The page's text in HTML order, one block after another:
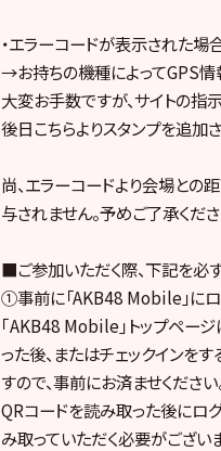
・エラーコードが表示された場
→お持ちの機種によってGPS情
大変お手数ですが、サイトの指
後日こちらよりスタンプを追加
尚、エラーコードより会場との
与されません。予めご了承くださ
■ご参加いただく際、下記を必
①事前に「AKB48 Mobile」にロ
｢AKB48 Mobile｣トップページ
った後、またはチェックインを
すので、事前にお済ませください
QRコードを読み取った後にロ
み取っていただく必要がござい